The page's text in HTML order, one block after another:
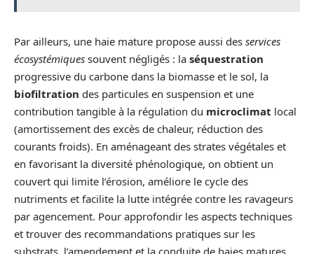
Par ailleurs, une haie mature propose aussi des services
écosystémiques souvent négligés : la séquestration
progressive du carbone dans la biomasse et le sol, la
biofiltration des particules en suspension et une
contribution tangible à la régulation du microclimat local
(amortissement des excès de chaleur, réduction des
courants froids). En aménageant des strates végétales et
en favorisant la diversité phénologique, on obtient un
couvert qui limite l’érosion, améliore le cycle des
nutriments et facilite la lutte intégrée contre les ravageurs
par agencement. Pour approfondir les aspects techniques
et trouver des recommandations pratiques sur les
substrats, l’amendement et la conduite de haies matures,